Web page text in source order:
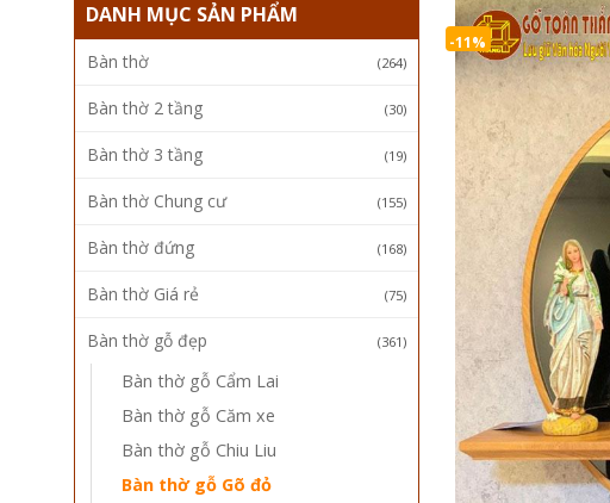
DANH MỤC SẢN PHẨM
Bàn thờ (264)
Bàn thờ 2 tầng (30)
Bàn thờ 3 tầng (19)
Bàn thờ Chung cư (155)
Bàn thờ đứng (168)
Bàn thờ Giá rẻ (75)
Bàn thờ gỗ đẹp (361)
Bàn thờ gỗ Cẩm Lai
Bàn thờ gỗ Căm xe
Bàn thờ gỗ Chiu Liu
Bàn thờ gỗ Gõ đỏ
-11%